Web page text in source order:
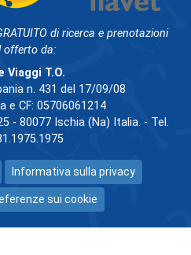
di ricerca e prenotazioni
offerto da:
Viaggi T.O.
n. 431 del 17/09/08
e CF: 05706061214
- 80077 Ischia (Na) Italia. - Tel.
Informativa sulla privacy
sui cookie